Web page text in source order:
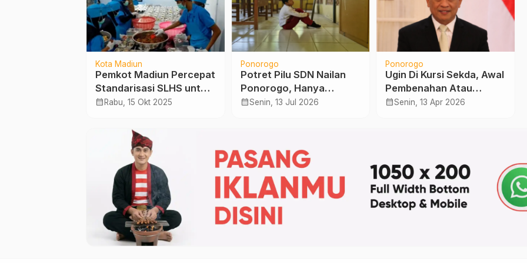
Kota Madiun
Pemkot Madiun Percepat
Standarisasi SLHS untuk
Seluruh SPPG
calendar_month Rabu, 15 Okt 2025
Ponorogo
Potret Pilu SDN Nailan
Ponorogo, Hanya
Tersisa 13 Siswa, Kelas 1
calendar_monthSenin, 13 Jul 2026
Ponorogo
Ugin Di Kursi Sekda, Awal
Pembenahan Atau
Sekedar Transisi?
calendar_monthSenin, 13 Apr 2026